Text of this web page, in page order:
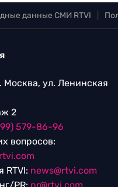
данные СМИ RTVI
Москва, ул. Ленинская
2
579-86-96
вопросов:
RTVI: news@rtvi.com